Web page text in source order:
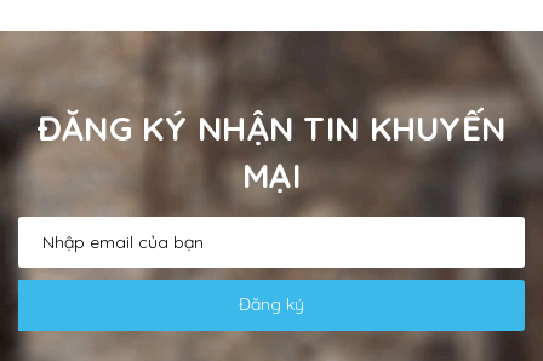
ĐĂNG KÝ NHẬN TIN KHUYẾN
MẠI
Đăng ký